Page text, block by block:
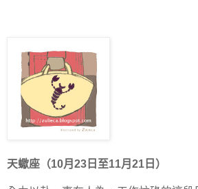
天蠍座（10月23日至11月21日）